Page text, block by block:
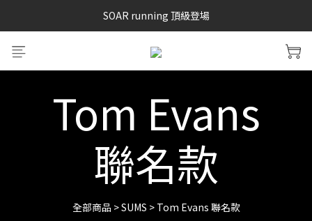
SAYSKY 26'春夏兩件85折
SOAR running 頂級登場
加入LINE好友 再領100購物金 點我加入
Tom Evans
聯名款
全部商品 >SUMS > Tom Evans 聯名款